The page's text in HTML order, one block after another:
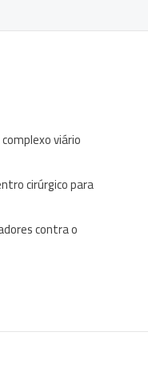
viário
cirúrgico para
contra o